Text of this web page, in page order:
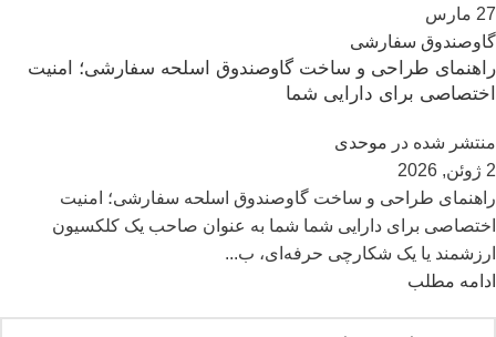
27 مارس
گاوصندوق سفارشی
راهنمای طراحی و ساخت گاوصندوق اسلحه سفارشی؛ امنیت
اختصاصی برای دارایی شما
منتشر شده در موحدی
2 ژوئن, 2026
راهنمای طراحی و ساخت گاوصندوق اسلحه سفارشی؛ امنیت
اختصاصی برای دارایی شما شما به عنوان صاحب یک کلکسیون
ارزشمند یا یک شکارچی حرفه‌ای، ب...
ادامه مطلب